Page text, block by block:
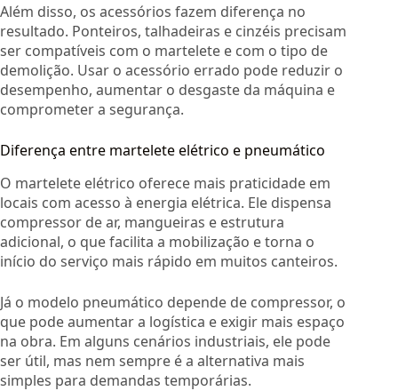
Além disso, os acessórios fazem diferença no
resultado. Ponteiros, talhadeiras e cinzéis precisam
ser compatíveis com o martelete e com o tipo de
demolição. Usar o acessório errado pode reduzir o
desempenho, aumentar o desgaste da máquina e
comprometer a segurança.
Diferença entre martelete elétrico e pneumático
O martelete elétrico oferece mais praticidade em
locais com acesso à energia elétrica. Ele dispensa
compressor de ar, mangueiras e estrutura
adicional, o que facilita a mobilização e torna o
início do serviço mais rápido em muitos canteiros.
Já o modelo pneumático depende de compressor, o
que pode aumentar a logística e exigir mais espaço
na obra. Em alguns cenários industriais, ele pode
ser útil, mas nem sempre é a alternativa mais
simples para demandas temporárias.